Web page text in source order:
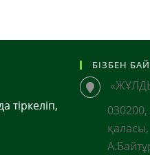
тіркеліп,
БІЗБЕН
қаласы,